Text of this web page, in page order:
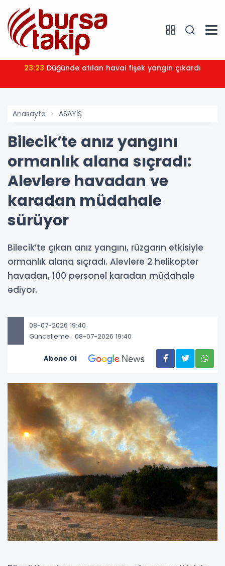
23:23 Düğünde atılan havai fişek yangın çıkardı
Anasayfa ASAYİŞ
Bilecik’te anız yangını
ormanlık alana sıçradı:
Alevlere havadan ve
karadan müdahale
sürüyor
Bilecik’te çıkan anız yangını, rüzgarın etkisiyle
ormanlık alana sıçradı. Alevlere 2 helikopter
havadan, 100 personel karadan müdahale
ediyor.
08-07-2026 19:40
Güncelleme : 08-07-2026 19:40
Abone Ol